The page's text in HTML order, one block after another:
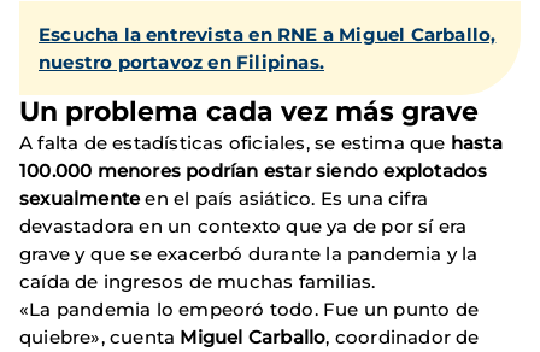
Escucha la entrevista en RNE a Miguel Carballo,
nuestro portavoz en Filipinas.
Un problema cada vez más grave
A falta de estadísticas oficiales, se estima que hasta
100.000 menores podrían estar siendo explotados
sexualmenteen el país asiático. Es una cifra
devastadora en un contexto que ya de por sí era
grave y que se exacerbó durante la pandemia y la
caída de ingresos de muchas familias.
«La pandemia lo empeoró todo. Fue un punto de
quiebre», cuenta Miguel Carballo, coordinador de